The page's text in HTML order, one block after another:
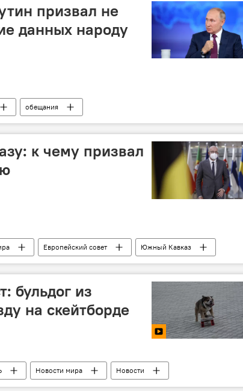
призвал не
данных народу
обещания
к чему призвал
Европейский совет Южный Кавказ
бульдог из
на скейтборде
Новости мира
Новости